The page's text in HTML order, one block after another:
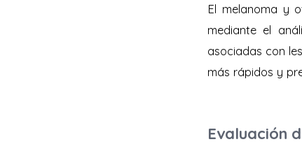
El melanoma y
mediante el
asociadas con
más rápidos y
Evaluación